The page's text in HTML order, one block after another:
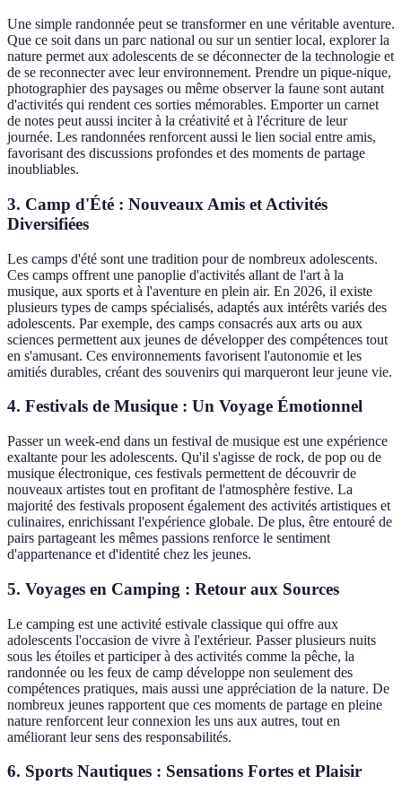
Une simple randonnée peut se transformer en une véritable aventure.
Que ce soit dans un parc national ou sur un sentier local, explorer la
nature permet aux adolescents de se déconnecter de la technologie et
de se reconnecter avec leur environnement. Prendre un pique-nique,
photographier des paysages ou même observer la faune sont autant
d'activités qui rendent ces sorties mémorables. Emporter un carnet
de notes peut aussi inciter à la créativité et à l'écriture de leur
journée. Les randonnées renforcent aussi le lien social entre amis,
favorisant des discussions profondes et des moments de partage
inoubliables.
3. Camp d'Été : Nouveaux Amis et Activités
Diversifiées
Les camps d'été sont une tradition pour de nombreux adolescents.
Ces camps offrent une panoplie d'activités allant de l'art à la
musique, aux sports et à l'aventure en plein air. En 2026, il existe
plusieurs types de camps spécialisés, adaptés aux intérêts variés des
adolescents. Par exemple, des camps consacrés aux arts ou aux
sciences permettent aux jeunes de développer des compétences tout
en s'amusant. Ces environnements favorisent l'autonomie et les
amitiés durables, créant des souvenirs qui marqueront leur jeune vie.
4. Festivals de Musique : Un Voyage Émotionnel
Passer un week-end dans un festival de musique est une expérience
exaltante pour les adolescents. Qu'il s'agisse de rock, de pop ou de
musique électronique, ces festivals permettent de découvrir de
nouveaux artistes tout en profitant de l'atmosphère festive. La
majorité des festivals proposent également des activités artistiques et
culinaires, enrichissant l'expérience globale. De plus, être entouré de
pairs partageant les mêmes passions renforce le sentiment
d'appartenance et d'identité chez les jeunes.
5. Voyages en Camping : Retour aux Sources
Le camping est une activité estivale classique qui offre aux
adolescents l'occasion de vivre à l'extérieur. Passer plusieurs nuits
sous les étoiles et participer à des activités comme la pêche, la
randonnée ou les feux de camp développe non seulement des
compétences pratiques, mais aussi une appréciation de la nature. De
nombreux jeunes rapportent que ces moments de partage en pleine
nature renforcent leur connexion les uns aux autres, tout en
améliorant leur sens des responsabilités.
6. Sports Nautiques : Sensations Fortes et Plaisir